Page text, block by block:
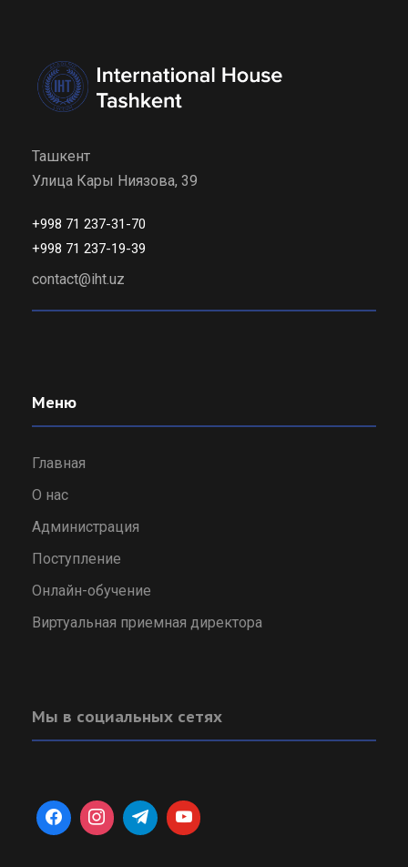
Ташкент
Улица Кары Ниязова, 39
+998 71 237-31-70
+998 71 237-19-39
contact@iht.uz
Меню
Главная
О нас
Администрация
Поступление
Онлайн-обучение
Виртуальная приемная директора
Мы в социальных сетях